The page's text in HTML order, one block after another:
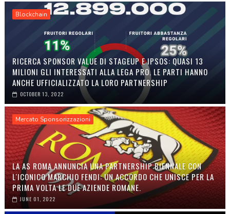
Blockchain
RICERCA SPONSOR VALUE DI STAGEUP E IPSOS: QUASI 13
MILIONI GLI INTERESSATI ALLA LEGA PRO. LE PARTI HANNO
ANCHE UFFICIALIZZATO LA LORO PARTNERSHIP
OCTOBER 13, 2022
Mercato Sponsorizzazioni
LA AS ROMA ANNUNCIA UNA PARTNERSHIP BIENNALE CON
L'ICONICO MARCHIO FENDI: UN ACCORDO CHE UNISCE PER LA
PRIMA VOLTA LE DUE AZIENDE ROMANE.
JUNE 01, 2022